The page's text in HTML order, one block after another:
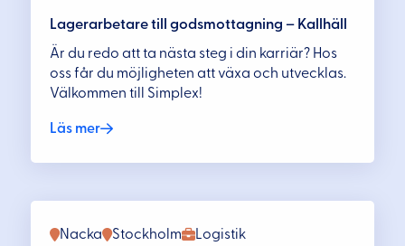
Lagerarbetare till godsmottagning – Kallhäll
Är du redo att ta nästa steg i din karriär? Hos
oss får du möjligheten att växa och utvecklas.
Välkommen till Simplex!
Läs mer
Logistik
Nacka Stockholm